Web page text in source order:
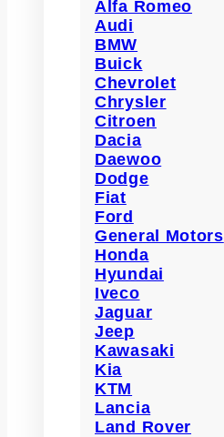
Alfa Romeo
Audi
BMW
Buick
Chevrolet
Chrysler
Citroen
Dacia
Daewoo
Dodge
Fiat
Ford
General Motors
Honda
Hyundai
Iveco
Jaguar
Jeep
Kawasaki
Kia
KTM
Lancia
Land Rover